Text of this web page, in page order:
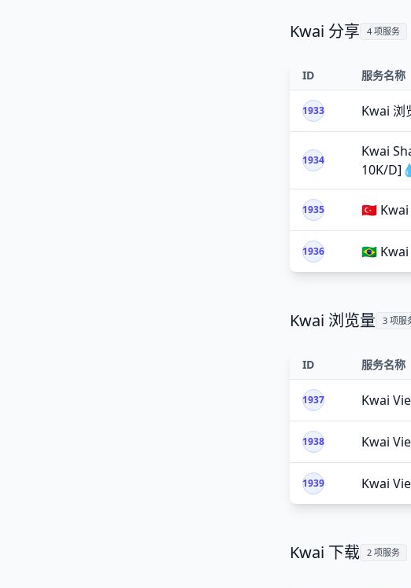
Kwai 分享 4 项服务
ID 服务名称
1933 Kwai 浏
1934
Kwai
10K/
1935 🇹🇷 Kwai
1936 🇧🇷 Kwai
Kwai 浏览量 3 项服
ID 服务名称
1937 Kwai
1938 Kwai
1939 Kwai
Kwai 下载 2 项服务